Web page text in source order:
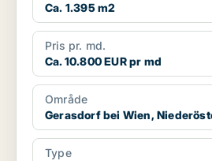
Ca. 1.395 m2
Pris pr. md.
Ca. 10.800 EUR pr md
Område
Gerasdorf bei Wien,
Type